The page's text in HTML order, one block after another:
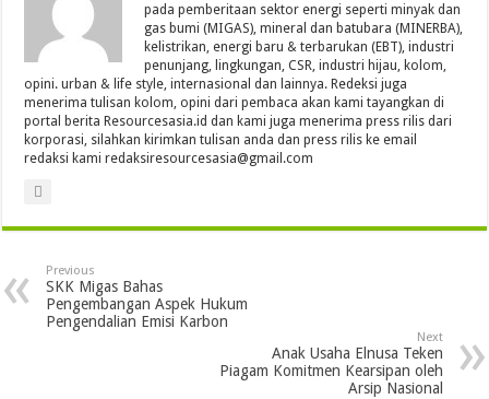
pada pemberitaan sektor energi seperti minyak dan
gas bumi (MIGAS), mineral dan batubara (MINERBA),
kelistrikan, energi baru & terbarukan (EBT), industri
penunjang, lingkungan, CSR, industri hijau, kolom,
opini. urban & life style, internasional dan lainnya. Redeksi juga
menerima tulisan kolom, opini dari pembaca akan kami tayangkan di
portal berita Resourcesasia.id dan kami juga menerima press rilis dari
korporasi, silahkan kirimkan tulisan anda dan press rilis ke email
redaksi kami redaksiresourcesasia@gmail.com
Previous
SKK Migas Bahas
Pengembangan Aspek Hukum
Pengendalian Emisi Karbon
Next
Anak Usaha Elnusa Teken
Piagam Komitmen Kearsipan oleh
Arsip Nasional